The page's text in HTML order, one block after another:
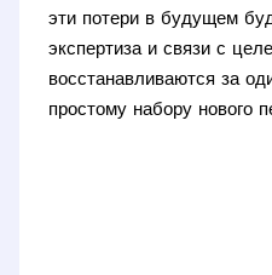
эти потери в будущем
экспертиза и связи с
восстанавливаются за
простому набору нового